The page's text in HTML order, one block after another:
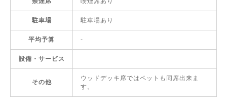
駐車場 駐車場あり
平均予算 -
設備・サービス
その他
ウッドデッキ席ではペットも同席出来ま
す。